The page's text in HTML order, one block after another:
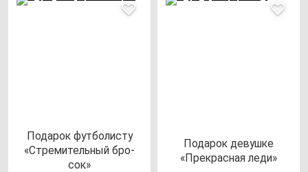
Пода­рок фут­бо­лис­ту
«Стре­ми­тель­ный бро­
сок»
Пода­рок де­вуш­ке
«Прек­рас­ная ле­ди»